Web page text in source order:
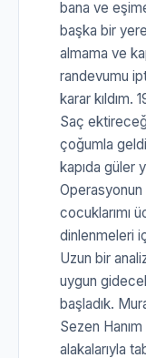
bana ve
başka bir
almama ve
randevumu
karar kıldım.
Saç
çoğumla
kapıda güler
cocuklarımı
dinlenmeleri
Uzun bir
uygun
başladık.
Sezen
alakalarıyla